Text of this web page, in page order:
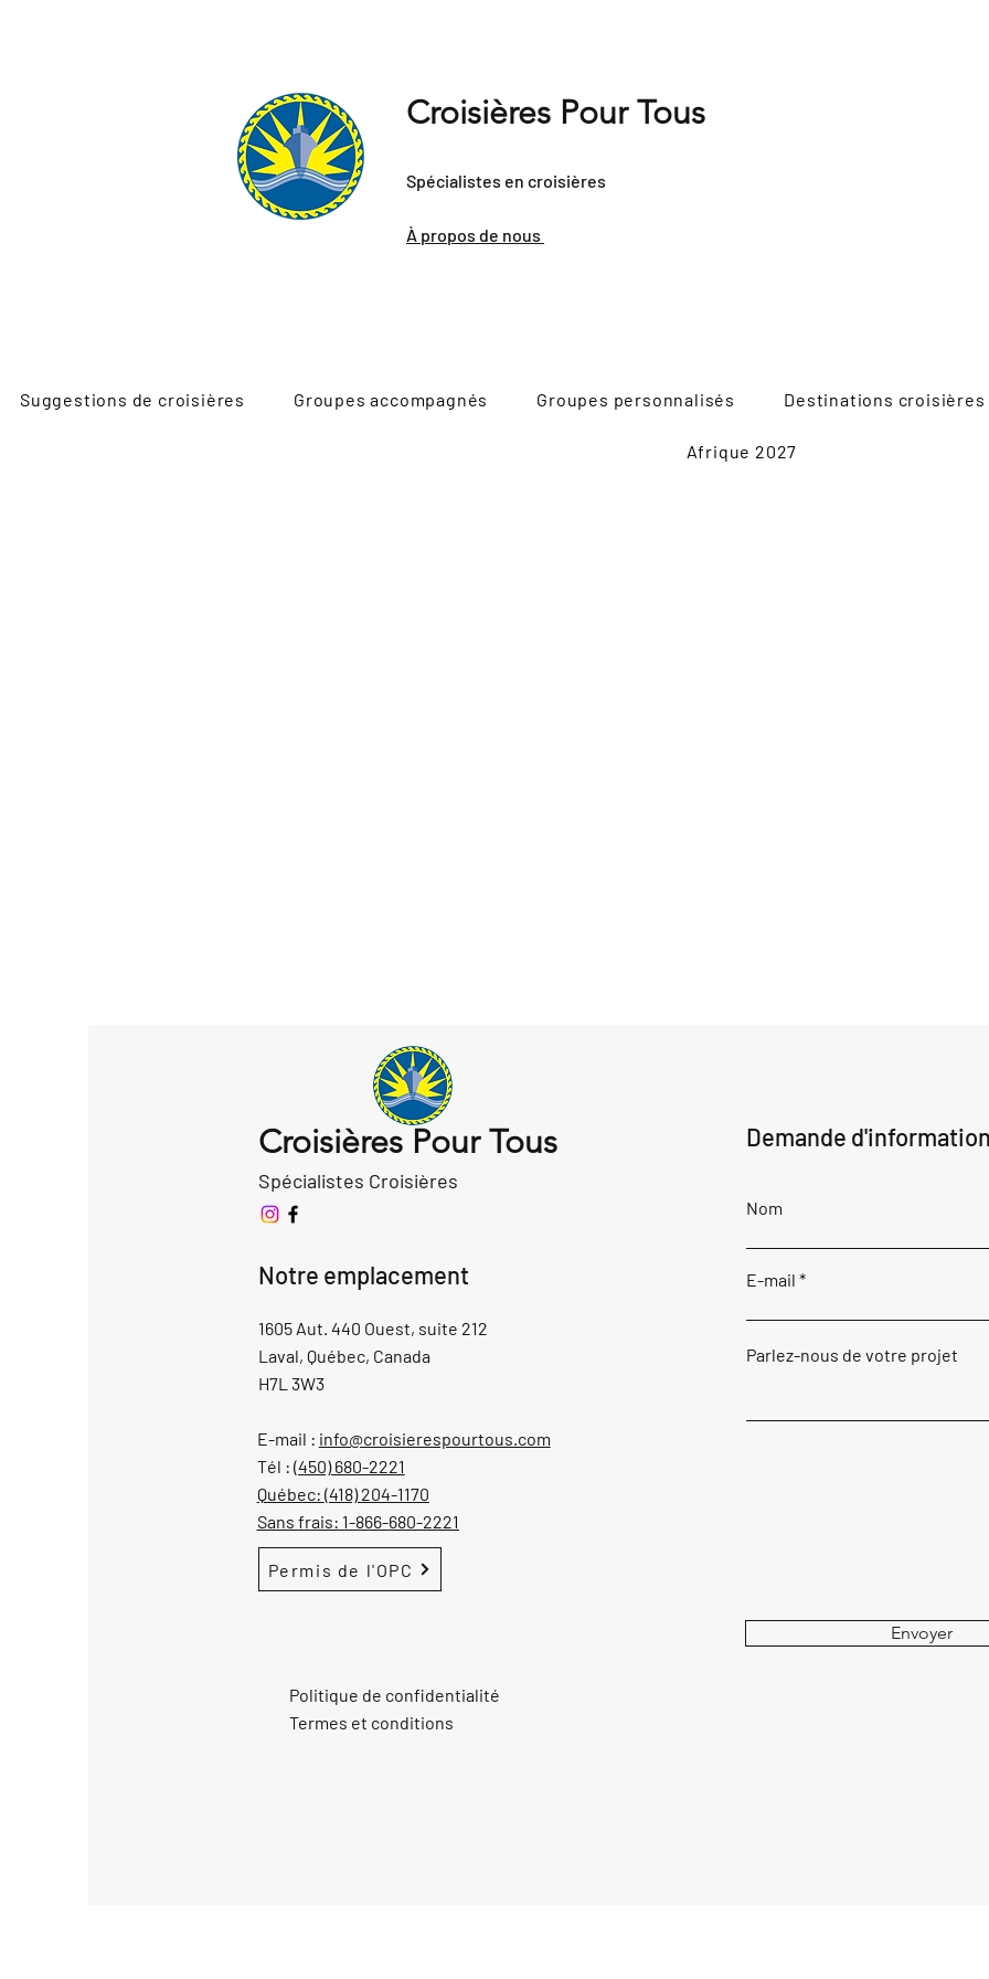
Croisières Pour Tous
Spécialistes en croisières
À propos de nous
Suggestions de croisières Groupes accompagnés Groupes personnalisés Destinations croisières
Afrique 2027
Croisières Pour Tous
Spécialistes Croisières
Notre emplacement
1605 Aut. 440 Ouest, suite 212
Laval, Québec, Canada
H7L 3W3
E-mail : info@croisierespourtous.com
Tél : (450) 680-2221
Québec: (418) 204-1170
Sans frais: 1-866-680-2221
Permis de l'OPC
Demande
Nom
E-mail
Parlez-nous de votre projet
Envoyer
Politique de confidentialité
Termes et conditions